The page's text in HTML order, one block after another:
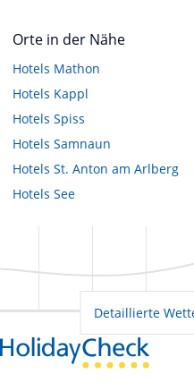
Orte in der Nähe
Hotels Mathon
Hotels Kappl
Hotels Spiss
Hotels Samnaun
Hotels St. Anton am Arlberg
Hotels See
Detaillierte